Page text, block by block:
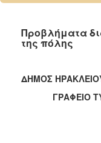
2024
2022
2020
2019
Προβλήματα
της πόλης
ΔΗΜΟΣ
ΓΡΑΦΕΙΟ